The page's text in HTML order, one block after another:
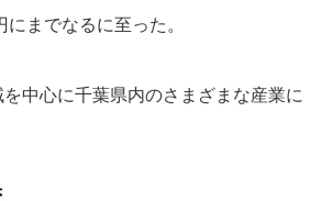
までなるに至った。
中心に千葉県内のさまざまな産業に